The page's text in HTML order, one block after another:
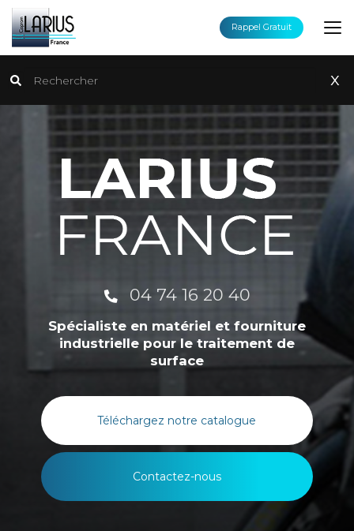
Aller
au
contenu
principal
Rechercher
x
Rappel Gratuit
04 74 16 20 40
Spécialiste en matériel et fourniture
industrielle pour le traitement de
surface
Téléchargez notre catalogue
Contactez-nous